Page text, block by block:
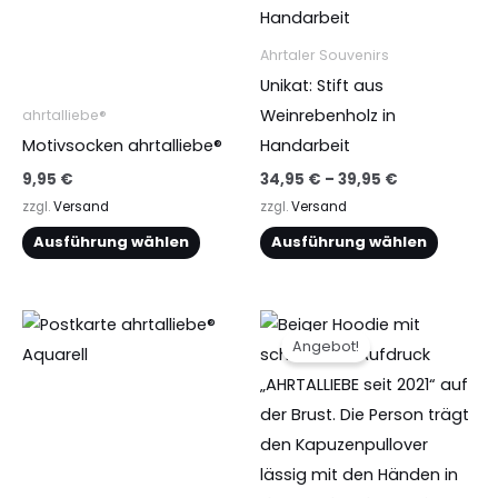
ahrtalliebe®
Motivsocken ahrtalliebe®
9,95 €
zzgl.Versand
Ausführung wählen
auf.
Die
Optionen
können
auf
der
gewählt
werden
Ahrtaler Souvenirs
Unikat: Stift aus
Weinrebenholz in
Handarbeit
34,95 € – 39,95 €
zzgl.Versand
Ausführung wählen
weist
mehrere
Varianten
auf.
Die
Optionen
können
auf
der
gewählt
werdenAngebot!
Ursprünglicher
Preis
war:
37,95 €
Aktueller
Preis
ist:
34,50 €.
Dieses
Produkt
weist
mehrere
Varianten
auf.